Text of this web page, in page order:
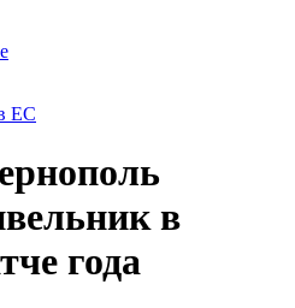
ЕС
в
года